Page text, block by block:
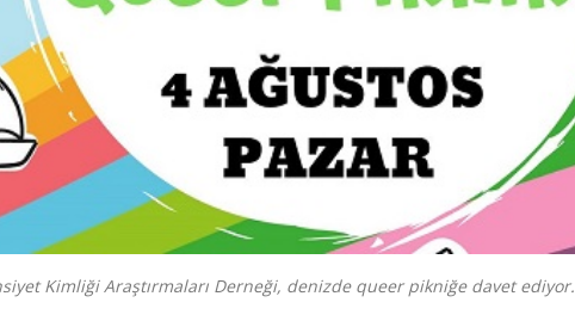
Kimliği Araştırmaları Derneği, denizde queer pikniğe davet ediyor.